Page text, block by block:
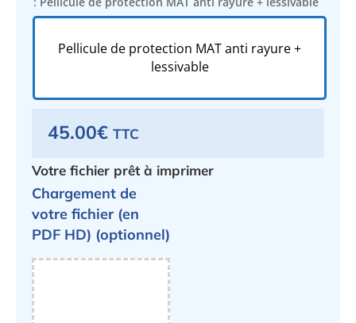
Pellicule de protection MAT anti rayure +
lessivable
45.00€ TTC
Votre fichier prêt à imprimer
Chargement de
votre fichier (en
PDF HD) (optionnel)